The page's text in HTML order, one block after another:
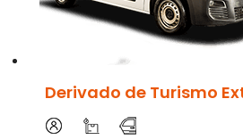
Derivado de Turismo